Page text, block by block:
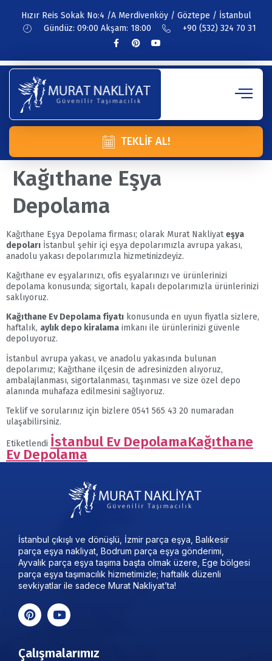
Hızır Reis Sokak No:4 /A Merdivenköy / Göztepe / İstanbul
Gündüz: 09:00 Akşam: 18:00
+90 (532) 324 70 31
TEKLIF AL!
Kağıthane Eşya
Depolama
Kağıthane Eşya Depolama firması; olarak Murat Nakliyateşya
depoları İstanbul şehir içi eşya depolarımızla avrupa yakası,
anadolu yakası depolarımızla hizmetinizdeyiz.
Kağıthane ev eşyalarınızı, ofis eşyalarınızı ve ürünlerinizi
depolama konusunda; sigortalı, kapalı depolarımızla ürünlerinizi
saklıyoruz.
Kağıthane Ev Depolama fiyatı konusunda en uyun fiyatla sizlere,
haftalık, aylık depo kiralama imkanı ile ürünlerinizi güvenle
depoluyoruz.
İstanbul avrupa yakası, ve anadolu yakasında bulunan
depolarımız; Kağıthane ilçesin de adresinizden alıyoruz,
ambalajlanması, sigortalanması, taşınması ve size özel depo
alanında muhafaza edilmesini sağlıyoruz.
Teklif ve sorularınız için bizlere 0541 565 43 20 numaradan
ulaşabilirsiniz.
Etiketlendi İstanbul Ev DepolamaKağıthane
Ev Depolama
İstanbul çıkışlı ve dönüşlü, İzmir parça eşya, Balıkesir
parça eşya nakliyat, Bodrum parça eşya gönderimi,
Ayvalık parça eşya taşıma başta olmak üzere, Ege bölgesi
parça eşya taşımacılık hizmetimizle; haftalık düzenli
sevkiyatlar ile sadece Murat Nakliyat’ta!
Çalışmalarımız